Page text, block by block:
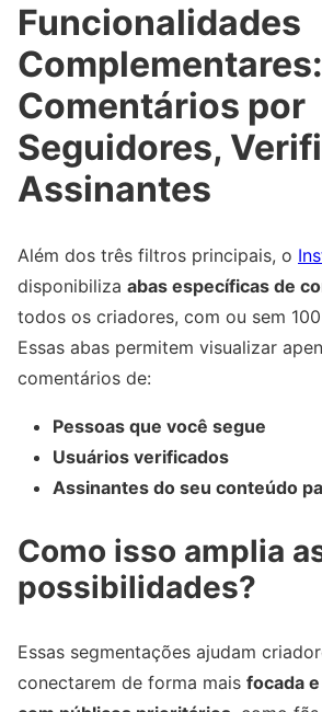
Funcionalidades
Complementares:
Comentários por
Seguidores,
Assinantes
Além dos três filtros principais, o
disponibiliza abas específicas de
todos os criadores, com ou sem
Essas abas permitem visualizar
comentários de:
Pessoas que você segue
Usuários verificados
Assinantes do seu conteúdo
Como isso amplia
possibilidades?
Essas segmentações ajudam
conectarem de forma mais focada